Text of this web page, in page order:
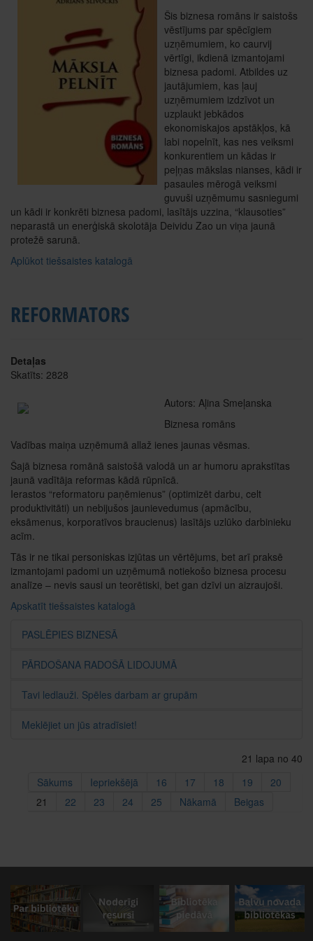
Šis biznesa romāns ir saistošs
vēstījums par spēcīgiem
uzņēmumiem, ko caurvij
vērtīgi, ikdienā izmantojami
biznesa padomi. Atbildes uz
jautājumiem, kas ļauj
uzņēmumiem izdzīvot un
uzplaukt jebkādos
ekonomiskajos apstākļos, kā
labi nopelnīt, kas nes veiksmi
konkurentiem un kādas ir
peļņas mākslas nianses, kādi ir
pasaules mērogā veiksmi
guvuši uzņēmumu sasniegumi
un kādi ir konkrēti biznesa padomi, lasītājs uzzina, “klausoties”
neparastā un enerģiskā skolotāja Deividu Zao un viņa jaunā
protežē sarunā.
Aplūkot tiešsaistes katalogā
REFORMATORS
Detaļas
Skatīts: 2828
Autors: Aļina Smeļanska
Biznesa romāns
Vadības maiņa uzņēmumā allaž ienes jaunas vēsmas.
Šajā biznesa romānā saistošā valodā un ar humoru aprakstītas
jaunā vadītāja reformas kādā rūpnīcā.
Ierastos “reformatoru paņēmienus” (optimizēt darbu, celt
produktivitāti) un nebijušos jaunievedumus (apmācību,
eksāmenus, korporatīvos braucienus) lasītājs uzlūko darbinieku
acīm.
Tās ir ne tikai personiskas izjūtas un vērtējums, bet arī praksē
izmantojami padomi un uzņēmumā notiekošo biznesa procesu
analīze – nevis sausi un teorētiski, bet gan dzīvi un aizraujoši.
Apskatīt tiešsaistes katalogā
PASLĒPIES BIZNESĀ
PĀRDOŠANA RADOŠĀ LIDOJUMĀ
Tavi ledlauži. Spēles darbam ar grupām
Meklējiet un jūs atradīsiet!
21 lapa no 40
Sākums
Iepriekšējā 16 17 18 19
20
21
22 23 24 25 Nākamā Beigas